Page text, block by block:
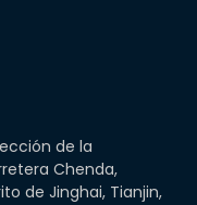
de la
Chenda,
de Jinghai, Tianjin,